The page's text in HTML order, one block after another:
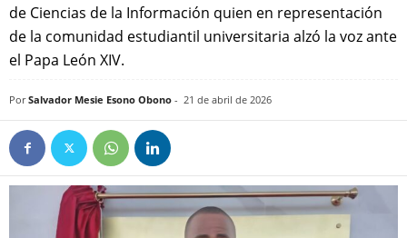
de Ciencias de la Información quien en representación
de la comunidad estudiantil universitaria alzó la voz ante
el Papa León XIV.‎
Por Salvador Mesie Esono Obono - 21 de abril de 2026